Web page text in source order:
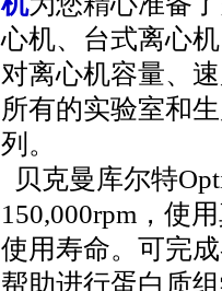
心机、台式离心
对离心机容量、
所有的实验室和
列。
贝克曼库尔特
150,000rpm，使
使用寿命。可完
帮助进行蛋白质